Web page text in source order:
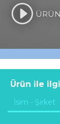
Ürün ile